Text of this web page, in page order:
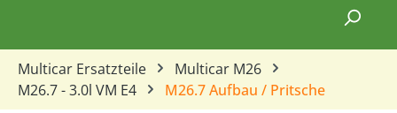
Multicar Ersatzteile
Multicar M26
M26.7 - 3.0l VM E4
M26.7 Aufbau / Pritsche